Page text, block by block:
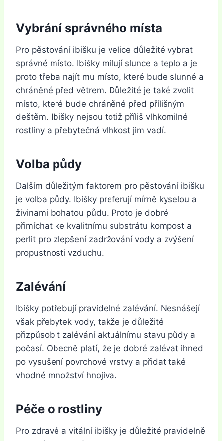
Vybrání správného místa
Pro pěstování ibišku je velice důležité vybrat
správné místo. Ibišky milují slunce a teplo a je
proto třeba najít mu místo, které bude slunné a
chráněné před větrem. Důležité je také zvolit
místo, které bude chráněné před přílišným
deštěm. Ibišky nejsou totiž příliš vlhkomilné
rostliny a přebytečná vlhkost jim vadí.
Volba půdy
Dalším důležitým faktorem pro pěstování ibišku
je volba půdy. Ibišky preferují mírně kyselou a
živinami bohatou půdu. Proto je dobré
přimíchat ke kvalitnímu substrátu kompost a
perlit pro zlepšení zadržování vody a zvýšení
propustnosti vzduchu.
Zalévání
Ibišky potřebují pravidelné zalévání. Nesnášejí
však přebytek vody, takže je důležité
přizpůsobit zalévání aktuálnímu stavu půdy a
počasí. Obecně platí, že je dobré zalévat ihned
po vysušení povrchové vrstvy a přidat také
vhodné množství hnojiva.
Péče o rostliny
Pro zdravé a vitální ibišky je důležité pravidelně